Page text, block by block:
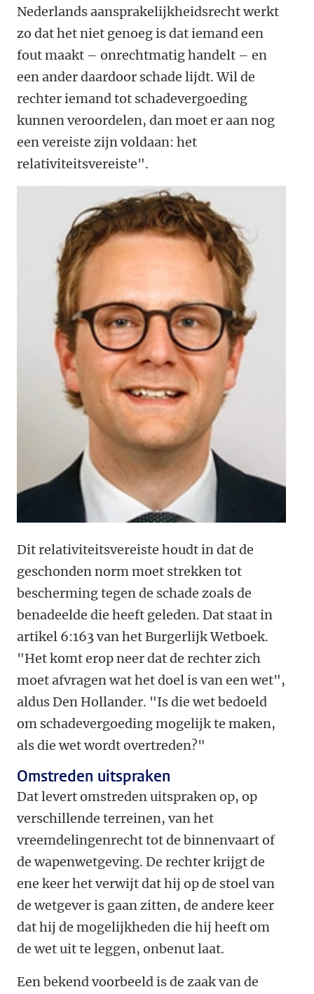
Nederlands aansprakelijkheidsrecht werkt
zo dat het niet genoeg is dat iemand een
fout maakt – onrechtmatig handelt – en
een ander daardoor schade lijdt. Wil de
rechter iemand tot schadevergoeding
kunnen veroordelen, dan moet er aan nog
een vereiste zijn voldaan: het
relativiteitsvereiste".
Dit relativiteitsvereiste houdt in dat de
geschonden norm moet strekken tot
bescherming tegen de schade zoals de
benadeelde die heeft geleden. Dat staat in
artikel 6:163 van het Burgerlijk Wetboek.
"Het komt erop neer dat de rechter zich
moet afvragen wat het doel is van een wet",
aldus Den Hollander. "Is die wet bedoeld
om schadevergoeding mogelijk te maken,
als die wet wordt overtreden?"
Omstreden uitspraken
Dat levert omstreden uitspraken op, op
verschillende terreinen, van het
vreemdelingenrecht tot de binnenvaart of
de wapenwetgeving. De rechter krijgt de
ene keer het verwijt dat hij op de stoel van
de wetgever is gaan zitten, de andere keer
dat hij de mogelijkheden die hij heeft om
de wet uit te leggen, onbenut laat.
Een bekend voorbeeld is de zaak van de